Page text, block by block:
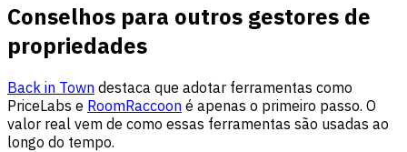
Conselhos para outros gestores de
propriedades
Back in Town destaca que adotar ferramentas como
PriceLabs e RoomRaccoon é apenas o primeiro passo. O
valor real vem de como essas ferramentas são usadas ao
longo do tempo.